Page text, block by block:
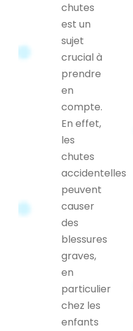
chutes
est un
sujet
crucial à
prendre
en
compte.
En effet,
les
chutes
accidentelles
peuvent
causer
des
blessures
graves,
en
particulier
chez les
enfants